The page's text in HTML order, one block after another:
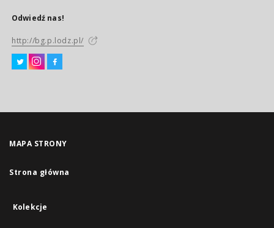
Odwiedź nas!
http://bg.p.lodz.pl/
MAPA STRONY
Strona główna
Kolekcje